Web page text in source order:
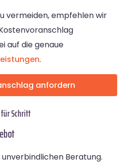
vermeiden, empfehlen wir
auf die genaue
.
anfordern
für Schritt
Beratung.